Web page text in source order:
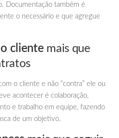
Documentação também é
o necessário e que agregue
cliente mais que
o cliente e não “contra” ele ou
acontecer é colaboração,
e trabalho em equipe, fazendo
de um objetivo.